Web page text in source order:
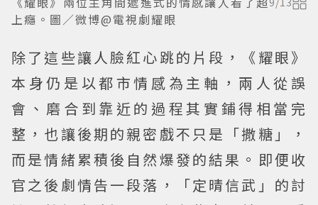
上癮。圖／微博@電視劇耀眼
除了這些讓人臉紅心跳的片段，《耀眼》
本身仍是以都市情感為主軸，兩人從誤
會、磨合到靠近的過程其實鋪得相當完
整，也讓後期的親密戲不只是「撒糖」，
而是情緒累積後自然爆發的結果。即便收
官之後劇情告一段落，「定晴信武」的討